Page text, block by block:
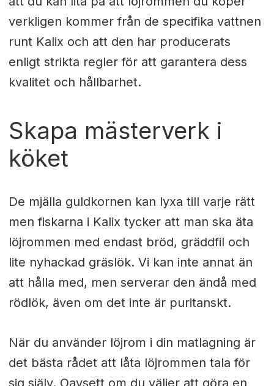
verkligen kommer från de specifika vattnen
runt Kalix och att den har producerats
enligt strikta regler för att garantera dess
kvalitet och hållbarhet.
Skapa mästerverk i
köket
De mjälla guldkornen kan lyxa till varje rätt
men fiskarna i Kalix tycker att man ska äta
löjrommen med endast bröd, gräddfil och
lite nyhackad gräslök. Vi kan inte annat än
att hålla med, men serverar den ändå med
rödlök, även om det inte är puritanskt.
När du använder löjrom i din matlagning är
det bästa rådet att låta löjrommen tala för
sig själv. Oavsett om du väljer att göra en